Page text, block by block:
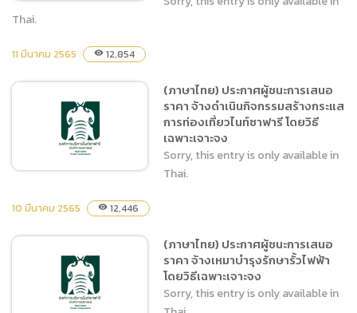
(ภาษาไทย) ประกาศผู้ชนะการ
คอมพิวเตอร์ ประจำ
ปีงบประมาณ พ.ศ.2565 โดย
วิธีเฉพาะเจาะจง
Thai.
11 มีนาคม 2565 visibility 12,854
เสนอราคา จ้างดำเนิน
กิจกรรมสร้างกระแสการท่อง
เที่ยวไนท์ซาฟารี โดยวิธีเฉพาะ
(ภาษาไทย) ประกาศผู้ชนะการเสนอ
ราคา จ้างดำเนินกิจกรรมสร้างกระแส
การท่องเที่ยวไนท์ซาฟารี โดยวิธี
เฉพาะเจาะจง
Sorry, this entry is only available in
Thai.
10 มีนาคม 2565 visibility 12,446
(ภาษาไทย) ประกาศผู้ชนะการเสนอ
ราคา จ้างเหมาบำรุงรักษารั้วไฟฟ้า
โดยวิธีเฉพาะเจาะจง
Sorry, this entry is only available in